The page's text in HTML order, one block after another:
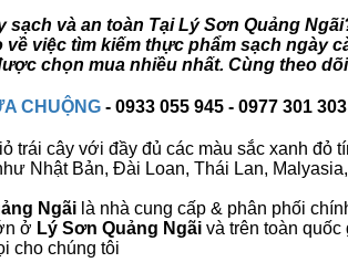
và an toàn Tại Lý Sơn Quảng
việc tìm kiếm thực phẩm sạch ngày
chọn mua nhiều nhất. Cùng theo
CHUỘNG - 0933 055 945 - 0977 301
trái cây với đầy đủ các màu sắc xanh
Nhật Bản, Đài Loan, Thái Lan,
Ngãi là nhà cung cấp & phân phối
ở Lý Sơn Quảng Ngãi và trên toàn
cho chúng tôi